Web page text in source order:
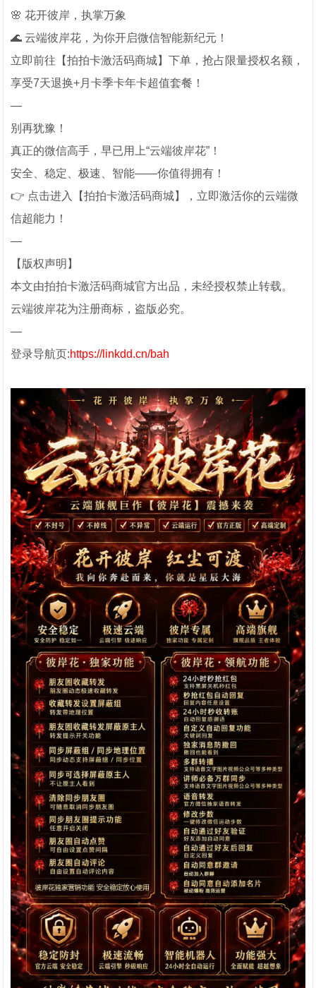
🌸 花开彼岸，执掌万象
🌊 云端彼岸花，为你开启微信智能新纪元！
立即前往【拍拍卡激活码商城】下单，抢占限量授权名额，
享受7天退换+月卡季卡年卡超值套餐！
—
别再犹豫！
真正的微信高手，早已用上“云端彼岸花”！
安全、稳定、极速、智能——你值得拥有！
👉 点击进入【拍拍卡激活码商城】，立即激活你的云端微
信超能力！
—
【版权声明】
本文由拍拍卡激活码商城官方出品，未经授权禁止转载。
云端彼岸花为注册商标，盗版必究。
—
登录导航页:https://linkdd.cn/bah